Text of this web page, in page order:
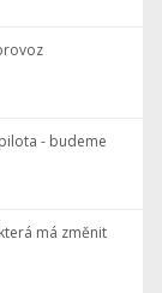
- budeme
má změnit